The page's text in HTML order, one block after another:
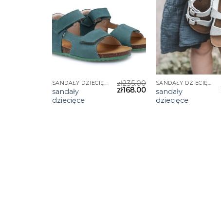
sandały
dziecięce
zł235.00
zł168.00
sandały
dziecięce